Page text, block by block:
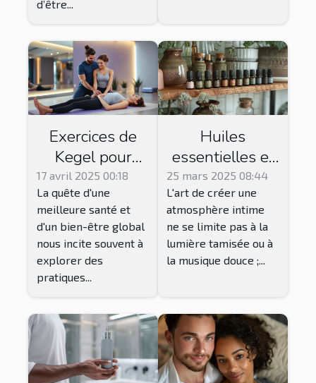
d’être...
Exercices de
Kegel pour
hommes et
femmes
avantages et
méthodologie
17 avril 2025 00:18
La quête d'une
meilleure santé et
d'un bien-être global
nous incite souvent à
explorer des
pratiques...
Huiles
essentielles et
bien-être
sexuel
sélection et
utilisation pour
une ambiance
25 mars 2025 08:44
L'art de créer une
atmosphère intime
ne se limite pas à la
lumière tamisée ou à
la musique douce ;...